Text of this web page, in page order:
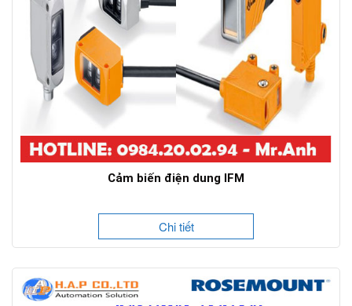
Cảm biến điện dung IFM
Chi tiết